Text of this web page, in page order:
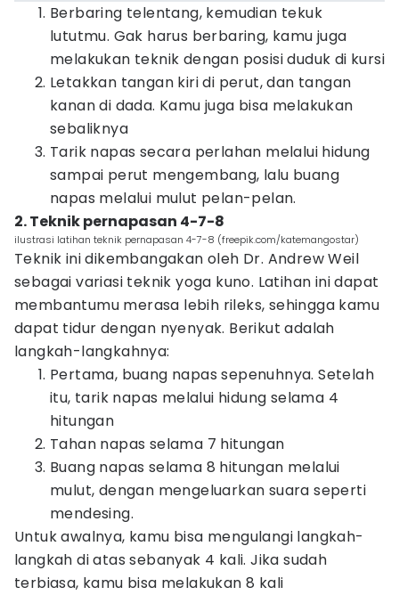
Berbaring telentang, kemudian tekuk
lututmu. Gak harus berbaring, kamu juga
melakukan teknik dengan posisi duduk di kursi
Letakkan tangan kiri di perut, dan tangan
kanan di dada. Kamu juga bisa melakukan
sebaliknya
Tarik napas secara perlahan melalui hidung
sampai perut mengembang, lalu buang
napas melalui mulut pelan-pelan.
2. Teknik pernapasan 4-7-8
ilustrasi latihan teknik pernapasan 4-7-8 (freepik.com/katemangostar)
Teknik ini dikembangakan oleh Dr. Andrew Weil
sebagai variasi teknik yoga kuno. Latihan ini dapat
membantumu merasa lebih rileks, sehingga kamu
dapat tidur dengan nyenyak. Berikut adalah
langkah-langkahnya:
Pertama, buang napas sepenuhnya. Setelah
itu, tarik napas melalui hidung selama 4
hitungan
Tahan napas selama 7 hitungan
Buang napas selama 8 hitungan melalui
mulut, dengan mengeluarkan suara seperti
mendesing.
Untuk awalnya, kamu bisa mengulangi langkah-
langkah di atas sebanyak 4 kali. Jika sudah
terbiasa, kamu bisa melakukan 8 kali